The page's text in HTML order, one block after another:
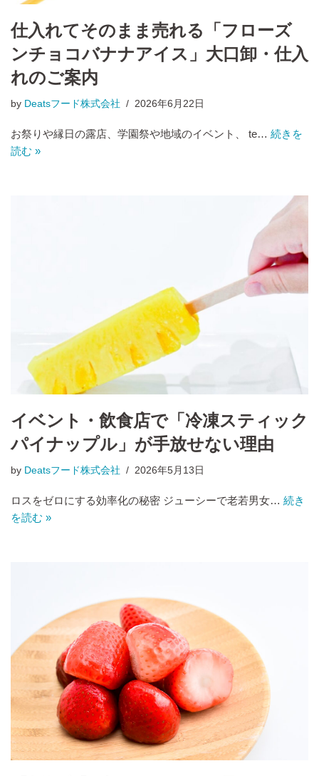
仕入れてそのまま売れる「フローズ
ンチョコバナナアイス」大口卸・仕入
れのご案内
by Deatsフード株式会社 2026年6月22日
お祭りや縁日の露店、学園祭や地域のイベント、 te… 続きを
読む »
イベント・飲食店で「冷凍スティック
パイナップル」が手放せない理由
by Deatsフード株式会社 2026年5月13日
ロスをゼロにする効率化の秘密 ジューシーで老若男女… 続き
を読む »